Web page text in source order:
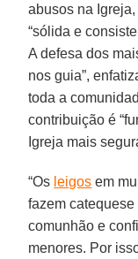
abusos na
“sólida e
A defesa dos
nos guia”,
toda a
contribuição é
Igreja mais
“Os leigos em
fazem
comunhão e
menores. Por